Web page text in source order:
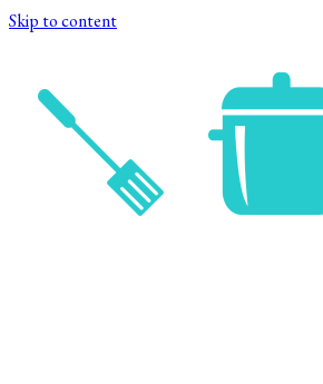
Skip to content